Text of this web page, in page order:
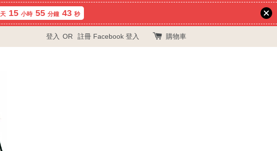
天 15 小時 55 分鐘 42 秒
登入 OR 註冊 Facebook 登入 購物車